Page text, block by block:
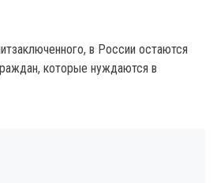
в России остаются
которые нуждаются в